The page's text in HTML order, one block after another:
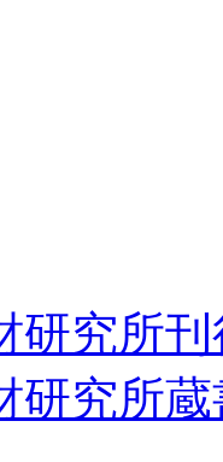
研究所
研究所